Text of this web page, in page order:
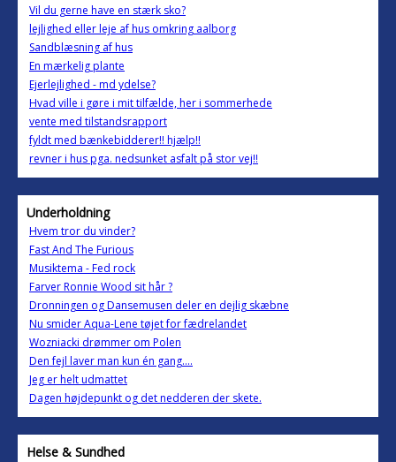
Vil du gerne have en stærk sko?
lejlighed eller leje af hus omkring aalborg
Sandblæsning af hus
En mærkelig plante
Ejerlejlighed - md ydelse?
Hvad ville i gøre i mit tilfælde, her i sommerhede
vente med tilstandsrapport
fyldt med bænkebidderer!! hjælp!!
revner i hus pga. nedsunket asfalt på stor vej!!
Underholdning
Hvem tror du vinder?
Fast And The Furious
Musiktema - Fed rock
Farver Ronnie Wood sit hår ?
Dronningen og Dansemusen deler en dejlig skæbne
Nu smider Aqua-Lene tøjet for fædrelandet
Wozniacki drømmer om Polen
Den fejl laver man kun én gang....
Jeg er helt udmattet
Dagen højdepunkt og det nedderen der skete.
Helse & Sundhed